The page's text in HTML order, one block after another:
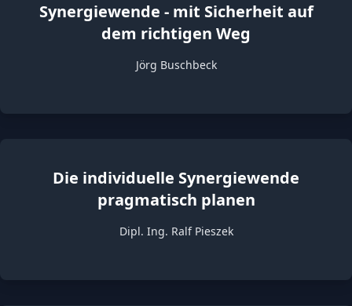
Synergiewende - mit Sicherheit auf
dem richtigen Weg
Jörg Buschbeck
Die individuelle Synergiewende
pragmatisch planen
Dipl. Ing. Ralf Pieszek